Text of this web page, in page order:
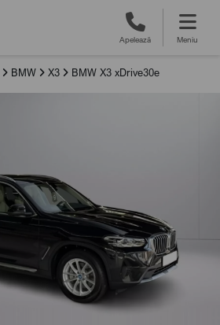
Apelează Meniu
BMW X3 BMW X3 xDrive30e